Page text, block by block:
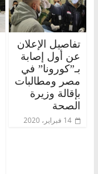
تفاصيل الإعلان
عن أول إصابة
بـ”كورونا” في
مصر ومطالبات
بإقالة وزيرة
الصحة
14 فبراير، 2020